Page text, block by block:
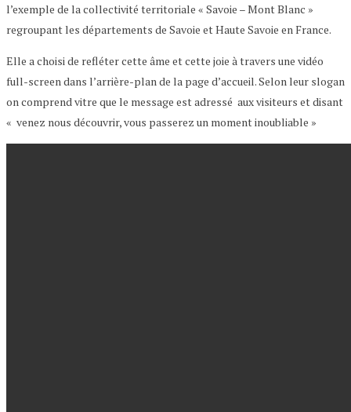
l’exemple de la collectivité territoriale « Savoie – Mont Blanc »
regroupant les départements de Savoie et Haute Savoie en France.
Elle a choisi de refléter cette âme et cette joie à travers une vidéo
full-screen dans l’arrière-plan de la page d’accueil. Selon leur slogan
on comprend vitre que le message est adressé aux visiteurs et disant
« venez nous découvrir, vous passerez un moment inoubliable »